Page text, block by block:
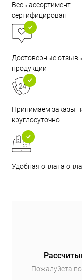
Весь ассортимент
сертифицирован
Достоверные
продукции
Принимаем заказы
круглосуточно
Удобная оплата
Пожалуйста